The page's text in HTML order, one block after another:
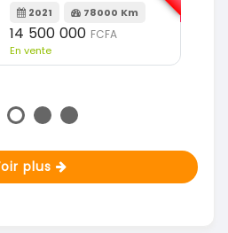
2021 78000 Km
14 500 000 FCFA
En vente
plus